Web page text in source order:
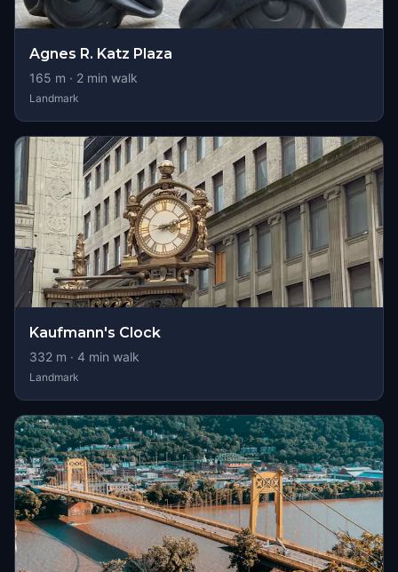
Agnes R. Katz Plaza
165 m · 2 min walk
Landmark
Kaufmann's Clock
332 m · 4 min walk
Landmark